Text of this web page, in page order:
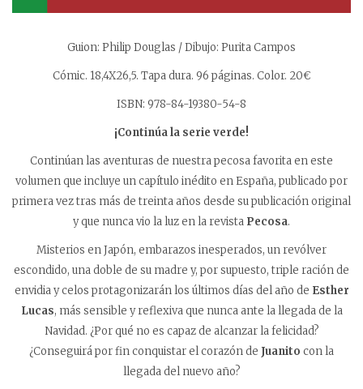
Guion: Philip Douglas / Dibujo: Purita Campos
Cómic. 18,4X26,5. Tapa dura. 96 páginas. Color. 20€
ISBN: 978-84-19380-54-8
¡Continúa la serie verde!
Continúan las aventuras de nuestra pecosa favorita en este
volumen que incluye un capítulo inédito en España, publicado por
primera vez tras más de treinta años desde su publicación original
y que nunca vio la luz en la revista Pecosa.
Misterios en Japón, embarazos inesperados, un revólver
escondido, una doble de su madre y, por supuesto, triple ración de
envidia y celos protagonizarán los últimos días del año de Esther
Lucas, más sensible y reflexiva que nunca ante la llegada de la
Navidad. ¿Por qué no es capaz de alcanzar la felicidad?
¿Conseguirá por fin conquistar el corazón de Juanito con la
llegada del nuevo año?